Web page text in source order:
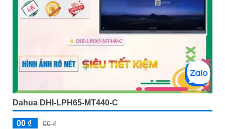
Dahua DHI-LPH65-MT440-C
00 ₫ 00 ₫